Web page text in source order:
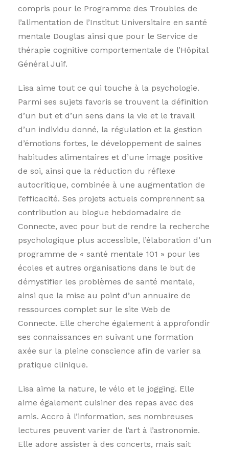
compris pour le Programme des Troubles de
l’alimentation de l’Institut Universitaire en santé
mentale Douglas ainsi que pour le Service de
thérapie cognitive comportementale de l’Hôpital
Général Juif.
Lisa aime tout ce qui touche à la psychologie.
Parmi ses sujets favoris se trouvent la définition
d’un but et d’un sens dans la vie et le travail
d’un individu donné, la régulation et la gestion
d’émotions fortes, le développement de saines
habitudes alimentaires et d’une image positive
de soi, ainsi que la réduction du réflexe
autocritique, combinée à une augmentation de
l’efficacité. Ses projets actuels comprennent sa
contribution au blogue hebdomadaire de
Connecte, avec pour but de rendre la recherche
psychologique plus accessible, l’élaboration d’un
programme de « santé mentale 101 » pour les
écoles et autres organisations dans le but de
démystifier les problèmes de santé mentale,
ainsi que la mise au point d’un annuaire de
ressources complet sur le site Web de
Connecte. Elle cherche également à approfondir
ses connaissances en suivant une formation
axée sur la pleine conscience afin de varier sa
pratique clinique.
Lisa aime la nature, le vélo et le jogging. Elle
aime également cuisiner des repas avec des
amis. Accro à l’information, ses nombreuses
lectures peuvent varier de l’art à l’astronomie.
Elle adore assister à des concerts, mais sait